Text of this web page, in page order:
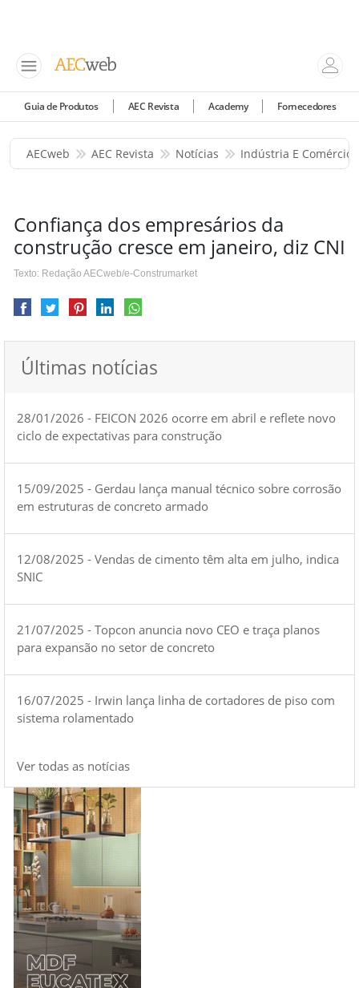
Guia de Produtos AEC Revista Academy Fornecedores
AECweb AEC Revista Notícias Indústria E Comércio
Confiança dos empresários da
construção cresce em janeiro, diz CNI
Texto: Redação AECweb/e-Construmarket
Últimas notícias
28/01/2026 - FEICON 2026 ocorre em abril e reflete novo
ciclo de expectativas para construção
15/09/2025 - Gerdau lança manual técnico sobre corrosão
em estruturas de concreto armado
12/08/2025 - Vendas de cimento têm alta em julho, indica
SNIC
21/07/2025 - Topcon anuncia novo CEO e traça planos
para expansão no setor de concreto
16/07/2025 - Irwin lança linha de cortadores de piso com
sistema rolamentado
Ver todas as notícias